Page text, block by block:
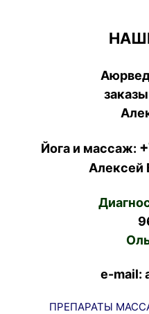
Йога и массаж:
Алексей
e-mail:
ПРЕПАРАТЫ